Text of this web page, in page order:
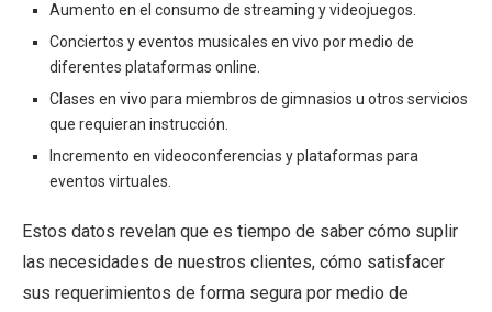
Aumento en el consumo de streaming y videojuegos.
Conciertos y eventos musicales en vivo por medio de
diferentes plataformas online.
Clases en vivo para miembros de gimnasios u otros servicios
que requieran instrucción.
Incremento en videoconferencias y plataformas para
eventos virtuales.
Estos datos revelan que es tiempo de saber cómo suplir
las necesidades de nuestros clientes, cómo satisfacer
sus requerimientos de forma segura por medio de